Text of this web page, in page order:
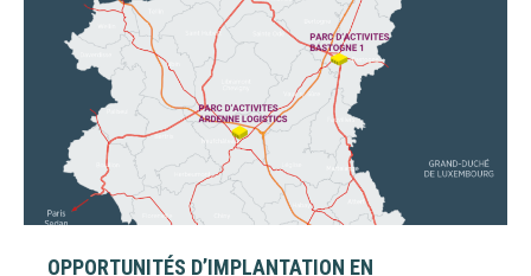
OPPORTUNITÉS D’IMPLANTATION EN